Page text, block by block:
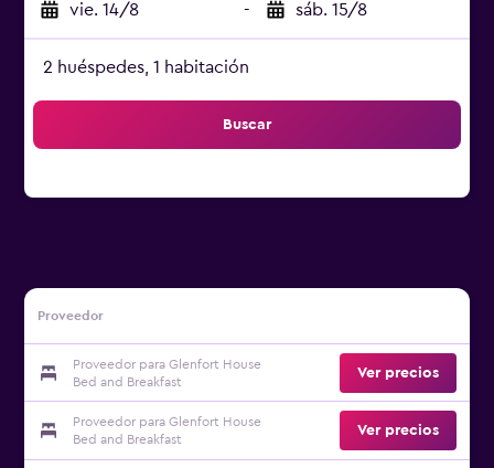
vie. 14/8 - sáb. 15/8
2 huéspedes, 1 habitación
Buscar
Proveedor
Proveedor para Glenfort House
Bed and Breakfast
Ver precios
Proveedor para Glenfort House
Bed and Breakfast
Ver precios